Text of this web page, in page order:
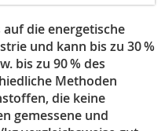
die energetische
und kann bis zu 30 %
bis zu 90 % des
Methoden
die keine
gemessene und